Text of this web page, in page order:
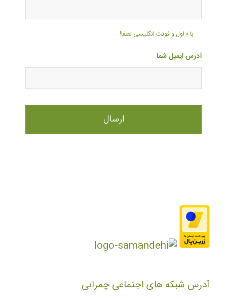
با ۰ اول و فونت انگلیسی لطفا!
آدرس ایمیل شما
آدرس شبکه های اجتماعی چمرانی